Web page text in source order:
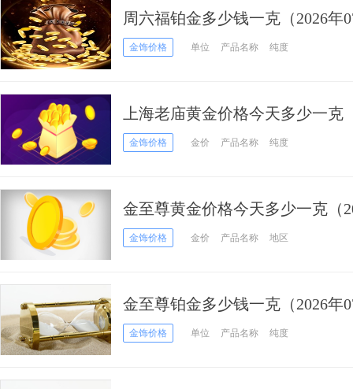
周六福铂金多少钱一克（2026年
金饰价格 单位 产品名称 纯度
上海老庙黄金价格今天多少一克
金饰价格 金价 产品名称 纯度
金至尊黄金价格今天多少一克（
金饰价格 金价 产品名称 地区
金至尊铂金多少钱一克（2026年
金饰价格 单位 产品名称 纯度